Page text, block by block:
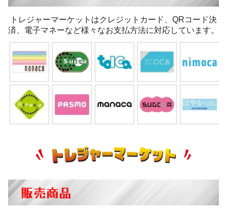
トレジャーマーケットはクレジットカード、QRコード決
済、電子マネーなど様々なお支払方法に対応しています。
販売商品